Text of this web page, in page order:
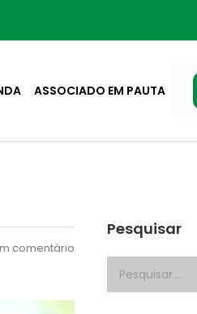
ASSOCIADO EM PAUTA
comentário
Pesquisar